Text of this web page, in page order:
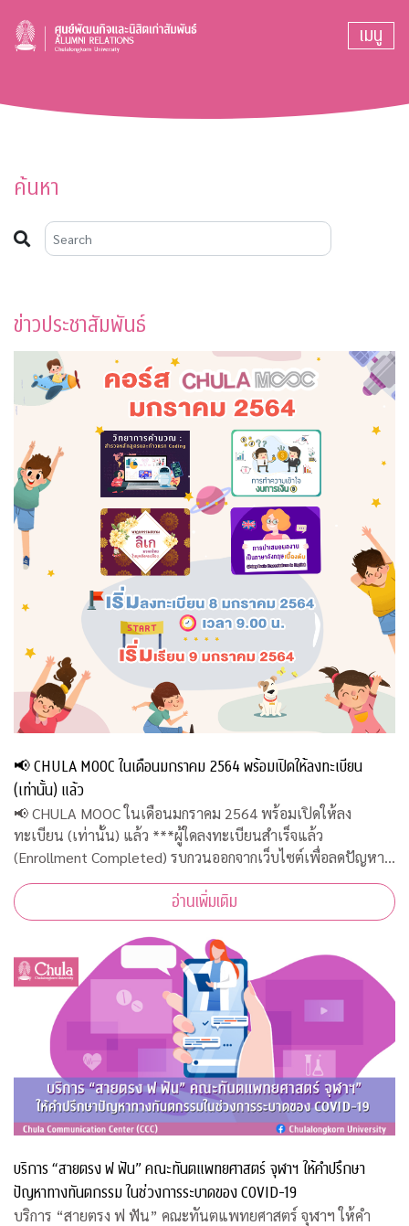
เมนู
ค้นหา
ข่าวประชาสัมพันธ์
📢 CHULA MOOC ในเดือนมกราคม 2564 พร้อมเปิดให้ลงทะเบียน
(เท่านั้น) แล้ว
📢 CHULA MOOC ในเดือนมกราคม 2564 พร้อมเปิดให้ลง
ทะเบียน (เท่านั้น) แล้ว ***ผู้ใดลงทะเบียนสำเร็จแล้ว
(Enrollment Completed) รบกวนออกจากเว็บไซต์เพื่อลดปัญหา
ความหนาแน่น***
อ่านเพิ่มเติม
บริการ “สายตรง ฟ ฟัน” คณะทันตแพทยศาสตร์ จุฬาฯ ให้คำปรึกษา
ปัญหาทางทันตกรรม ในช่วงการระบาดของ COVID-19
บริการ “สายตรง ฟ ฟัน” คณะทันตแพทยศาสตร์ จุฬาฯ ให้คำ